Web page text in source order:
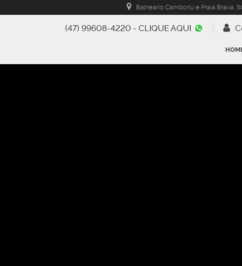
Balneário Camboriú e Praia Brava,
(47) 99608-4220 - CLIQUE AQUI